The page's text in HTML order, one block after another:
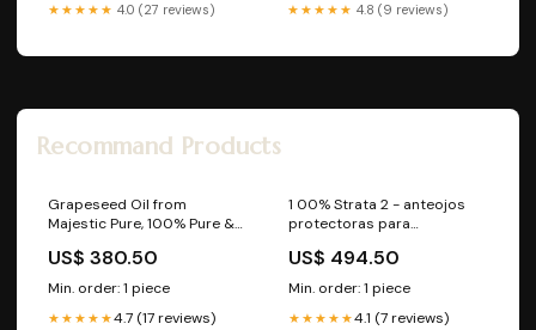
★★★★★ 4.0 (27 reviews) ★★★★★ 4.8 (9 reviews)
Recommand Products
Grapeseed Oil from
Majestic Pure, 100% Pure &
oil, 16 fl oz Ice
US$ 380.50
Min. order: 1 piece
★★★★★4.7 (17 reviews)
1 00% Strata 2 - anteojos
protectoras para
montaña, MX y MTB Racing
(Kombat, lente dorada
verdadera) Rosa/Rebel Fun.
US$ 494.50
Min. order: 1 piece
★★★★★4.1 (7 reviews)